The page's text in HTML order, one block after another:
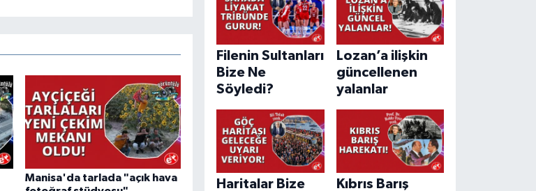
Manisa'da tarlada "açık hava
Filenin Sultanları
Bize Ne
Söyledi?
Lozan’a ilişkin
güncellenen
yalanlar
Haritalar Bize
Kıbrıs Barış